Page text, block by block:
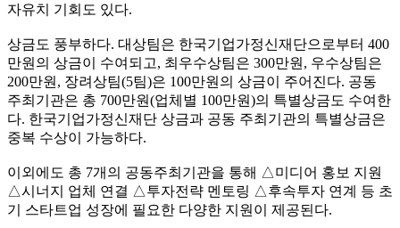
자유치 기회도 있다.
상금도 풍부하다. 대상팀은 한국기업가정신재단으로부터 400
만원의 상금이 수여되고, 최우수상팀은 300만원, 우수상팀은
200만원, 장려상팀(5팀)은 100만원의 상금이 주어진다. 공동
주최기관은 총 700만원(업체별 100만원)의 특별상금도 수여한
다. 한국기업가정신재단 상금과 공동 주최기관의 특별상금은
중복 수상이 가능하다.
이외에도 총 7개의 공동주최기관을 통해 △미디어 홍보 지원
△시너지 업체 연결 △투자전략 멘토링 △후속투자 연계 등 초
기 스타트업 성장에 필요한 다양한 지원이 제공된다.